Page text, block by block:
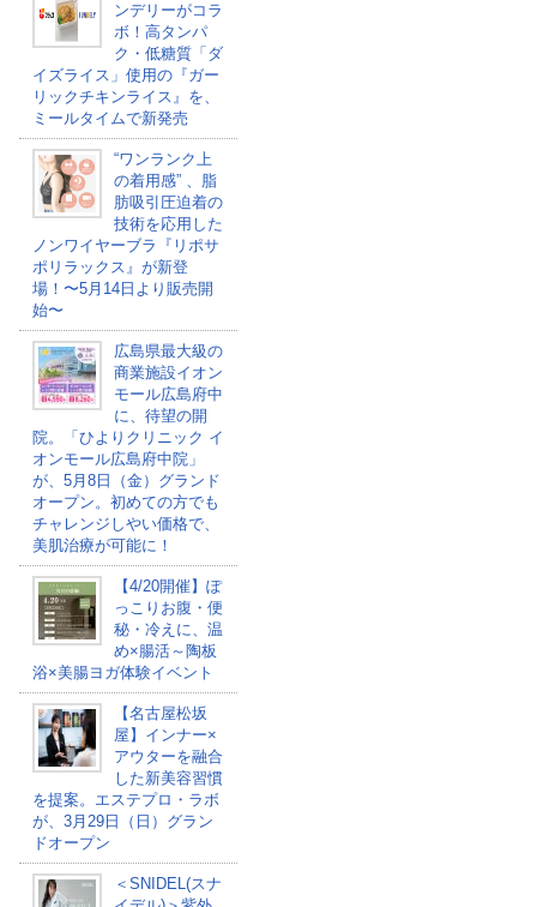
ンデリーがコラ
ボ！高タンパ
ク・低糖質「ダ
イズライス」使用の『ガー
リックチキンライス』を、
ミールタイムで新発売
“ワンランク上
の着用感” 、脂
肪吸引圧迫着の
技術を応用した
ノンワイヤーブラ『リポサ
ポリラックス』が新登
場！〜5月14日より販売開
始〜
広島県最大級の
商業施設イオン
モール広島府中
に、待望の開
院。「ひよりクリニック イ
オンモール広島府中院」
が、5月8日（金）グランド
オープン。初めての方でも
チャレンジしやい価格で、
美肌治療が可能に！
【4/20開催】ぽ
っこりお腹・便
秘・冷えに、温
め×腸活～陶板
浴×美腸ヨガ体験イベント
【名古屋松坂
屋】インナー×
アウターを融合
した新美容習慣
を提案。エステプロ・ラボ
が、3月29日（日）グラン
ドオープン
＜SNIDEL(スナ